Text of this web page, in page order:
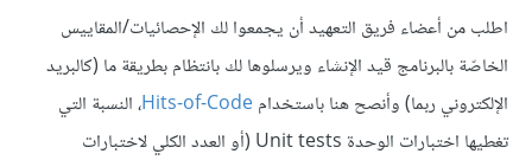
اطلب من أعضاء فريق التعهيد أن يجمعوا لك الإحصائيات/المقاييس
الخاصّة بالبرنامج قيد الإنشاء ويرسلوها لك بانتظام بطريقة ما (كالبريد
الإلكتروني ربما) وأنصح هنا باستخدامHits-of-Code، النسبة التي
تغطيها اختبارات الوحدة Unit tests (أو العدد الكلي لاختبارات